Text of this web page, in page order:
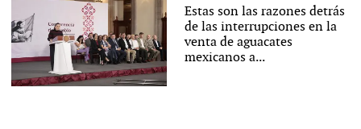
Estas son las razones detrás
de las interrupciones en la
venta de aguacates
mexicanos a...